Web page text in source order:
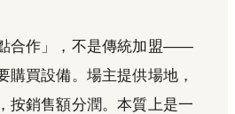
合作」，不是傳統加盟——
購買設備。場主提供場地，
按銷售額分潤。本質上是一